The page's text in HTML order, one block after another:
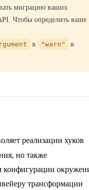
миграцию ваших
Чтобы определить ваше
в "warn"
в
реализации хуков
но также
конфигурации
трансформации